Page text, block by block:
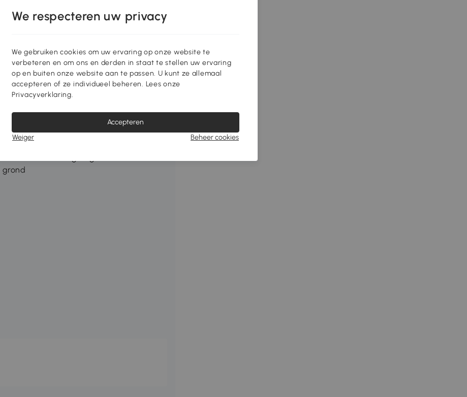
biedt een veilige parkeerplaats
is voorzien van een
gebruik buitenshuis. Kinderfietsen,
een bandbreedte tot 65 mm kunnen
gemakkelijk gecombineerd
als een enkele standaard gebruikt
binnen- en buitengebruik
of als enkele standaard te gebruiken
gangbare fietsen
de kelder of de garage
We respecteren uw privacy
We gebruiken cookies om uw ervaring op onze website te
verbeteren en om ons en derden in staat te stellen uw ervaring
op en buiten onze website aan te passen. U kunt ze allemaal
accepteren of ze individueel beheren. Lees onze
Privacyverklaring.
Accepteren
Weiger
Beheer cookies